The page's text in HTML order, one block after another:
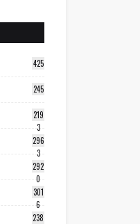
425
245
219
3
296
3
292
0
301
6
238